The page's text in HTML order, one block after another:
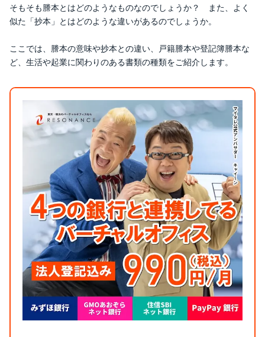
そもそも謄本とはどのようなものなのでしょうか？ また、よく
似た「抄本」とはどのような違いがあるのでしょうか。
ここでは、謄本の意味や抄本との違い、戸籍謄本や登記簿謄本な
ど、生活や起業に関わりのある書類の種類をご紹介します。